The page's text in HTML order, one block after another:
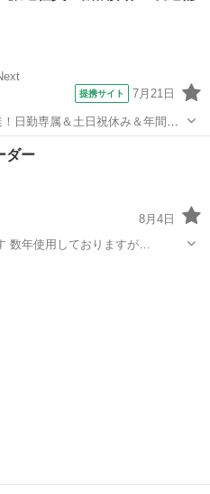
提携サイト 7月21日
日勤専属＆土日祝休み＆年間休
カー通勤OK＆無料駐車場あり
茨城県常陸大宮市》 人気の
その他
ダー
8月4日
数年使用しておりますが…